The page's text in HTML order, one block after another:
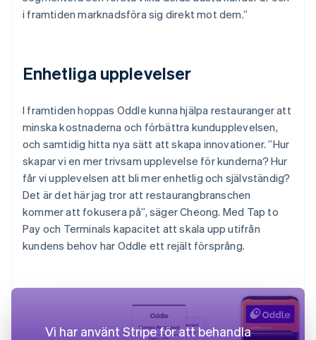
i framtiden marknadsföra sig direkt mot dem.”
Enhetliga upplevelser
I framtiden hoppas Oddle kunna hjälpa restauranger att
minska kostnaderna och förbättra kundupplevelsen,
och samtidig hitta nya sätt att skapa innovationer. ”Hur
skapar vi en mer trivsam upplevelse för kunderna? Hur
får vi upplevelsen att bli mer enhetlig och självständig?
Det är det här jag tror att restaurangbranschen
kommer att fokusera på”, säger Cheong. Med Tap to
Pay och Terminals kapacitet att skala upp utifrån
kundens behov har Oddle ett rejält försprång.
Vi har använt Stripe för att behandla